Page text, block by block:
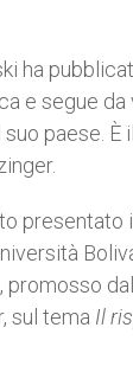
ha
e segue da
paese. È
presentato
promosso
sul tema Il